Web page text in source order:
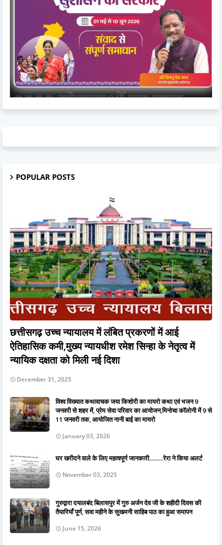
POPULAR POSTS
छत्तीसगढ़ उच्च न्यायालय में लंबित प्रकरणों में आई
ऐतिहासिक कमी,मुख्य न्यायधीश रमेश सिन्हा के नेतृत्व में
न्यायिक दक्षता को मिली नई दिशा
December 31, 2025
विश्व विख्यात कथावाचक जया किशोरी का मायरो कथा एवं भजन 9
जनवरी से शहर में, प्रेम सेवा परिवार का आयोजन,मिनोचा कॉलोनी में 9 से
11 जनवरी तक, आयोजित नानी बाई का मायरो
January 03, 2026
घर खरीदने वाले के लिए महत्वपूर्ण जानकारी.......रेरा ने किया अलर्ट
November 03, 2025
गुरुद्वारा दयालबंद बिलासपुर में गुरु अर्जन देव जी के शहीदी दिवस की
तैयारियाँ पूर्ण, सवा महीने के सुखमनी साहिब पाठ का हुआ समापन
June 15, 2026